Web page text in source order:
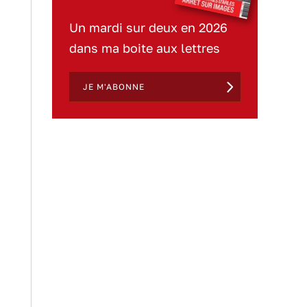
Un mardi sur deux en 2026
dans ma boite aux lettres
JE M'ABONNE